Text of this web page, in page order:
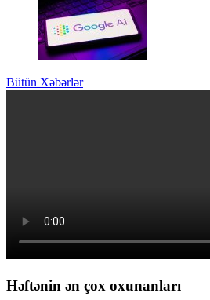
Bütün Xəbərlər
Həftənin ən çox oxunanları